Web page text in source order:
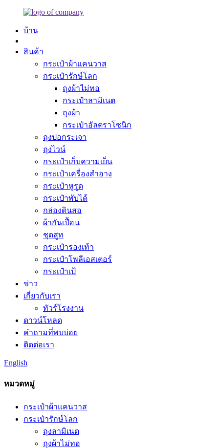
บ้าน
สินค้า
กระเป๋าผ้าแคนวาส
กระเป๋ารักษ์โลก
ถุงผ้าไม่ทอ
กระเป๋าลามิเนต
ถุงผ้า
กระเป๋าอัลตราโซนิก
ถุงปอกระเจา
ถุงไวน์
กระเป๋าเก็บความเย็น
กระเป๋าเครื่องสำอาง
กระเป๋าหูรูด
กระเป๋าพับได้
กล่องดินสอ
ผ้ากันเปื้อน
ชุดสูท
กระเป๋ารองเท้า
กระเป๋าโพลีเอสเตอร์
กระเป๋าเป้
ข่าว
เกี่ยวกับเรา
ทัวร์โรงงาน
ดาวน์โหลด
คำถามที่พบบ่อย
ติดต่อเรา
English
หมวดหมู่
กระเป๋าผ้าแคนวาส
กระเป๋ารักษ์โลก
ถุงลามิเนต
ถุงผ้าไม่ทอ